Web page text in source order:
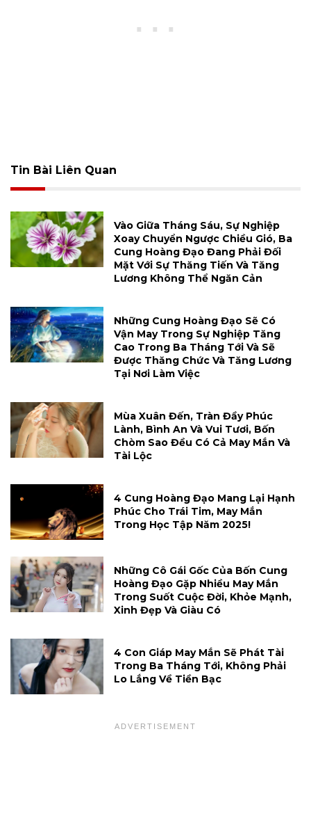
Tin Bài Liên Quan
Vào Giữa Tháng Sáu, Sự Nghiệp
Xoay Chuyển Ngược Chiều Gió, Ba
Cung Hoàng Đạo Đang Phải Đối
Mặt Với Sự Thăng Tiến Và Tăng
Lương Không Thể Ngăn Cản
Những Cung Hoàng Đạo Sẽ Có
Vận May Trong Sự Nghiệp Tăng
Cao Trong Ba Tháng Tới Và Sẽ
Được Thăng Chức Và Tăng Lương
Tại Nơi Làm Việc
Mùa Xuân Đến, Tràn Đầy Phúc
Lành, Bình An Và Vui Tươi, Bốn
Chòm Sao Đều Có Cả May Mắn Và
Tài Lộc
4 Cung Hoàng Đạo Mang Lại Hạnh
Phúc Cho Trái Tim, May Mắn
Trong Học Tập Năm 2025!
Những Cô Gái Gốc Của Bốn Cung
Hoàng Đạo Gặp Nhiều May Mắn
Trong Suốt Cuộc Đời, Khỏe Mạnh,
Xinh Đẹp Và Giàu Có
4 Con Giáp May Mắn Sẽ Phát Tài
Trong Ba Tháng Tới, Không Phải
Lo Lắng Về Tiền Bạc